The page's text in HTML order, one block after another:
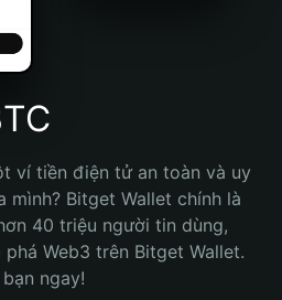
ví tiền điện tử an toàn và uy
mình? Bitget Wallet chính là
40 triệu người tin dùng,
Web3 trên Bitget Wallet.
ngay!